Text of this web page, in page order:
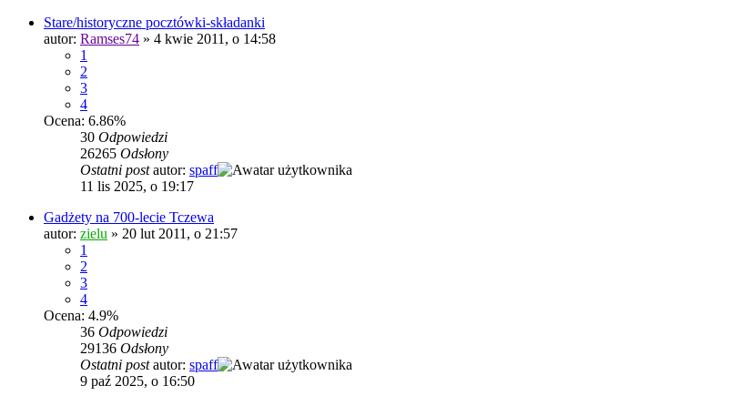
Stare/historyczne pocztówki-składanki
autor: Ramses74 » 4 kwie 2011, o 14:58
1
2
3
4
Ocena: 6.86%
30 Odpowiedzi
26265 Odsłony
Ostatni postautor: spaff
11 lis 2025, o 19:17
Gadżety na 700-lecie Tczewa
autor: zielu » 20 lut 2011, o 21:57
1
2
3
4
Ocena: 4.9%
36 Odpowiedzi
29136 Odsłony
Ostatni postautor: spaff
9 paź 2025, o 16:50